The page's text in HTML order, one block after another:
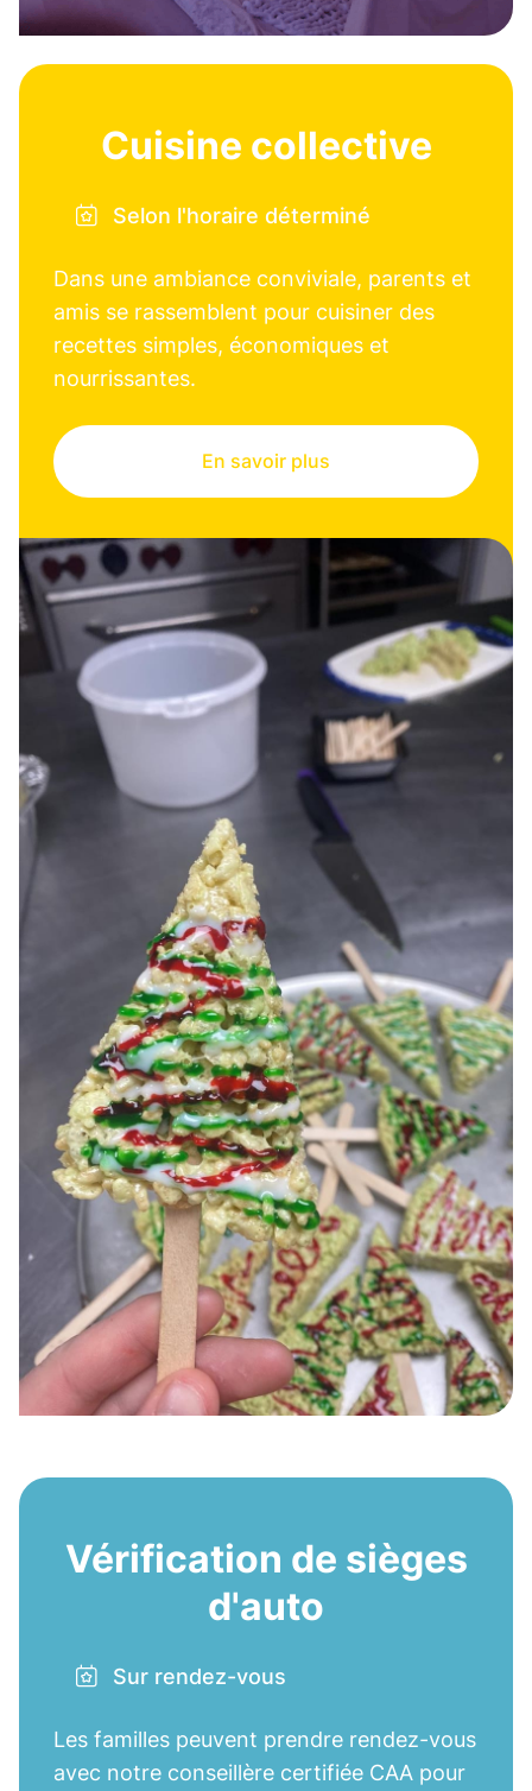
Cuisine collective
Selon l'horaire déterminé
Dans une ambiance conviviale, parents et
amis se rassemblent pour cuisiner des
recettes simples, économiques et
nourrissantes.
En savoir plus
Vérification de sièges
d'auto
Sur rendez-vous
Les familles peuvent prendre rendez-vous
avec notre conseillère certifiée CAA pour